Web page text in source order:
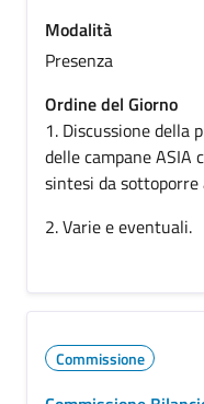
Modalità
Presenza
Ordine del Giorno
1. Discussione della
delle campane ASIA
sintesi da sottoporre
2. Varie e eventuali.
Commissione